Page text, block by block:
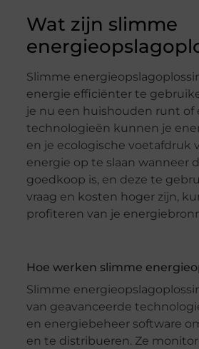
Wat zijn slimme
Slimme
energie efficiënter te
je nu een huishouden runt of
technologieën kunnen je
en je ecologische voetafdruk
energie op te slaan wanneer
goedkoop is, en deze te
vraag en kosten hoger zijn,
profiteren van je
Hoe werken slimme
Slimme
van geavanceerde
en energiebeheer software
en te distribueren. Ze